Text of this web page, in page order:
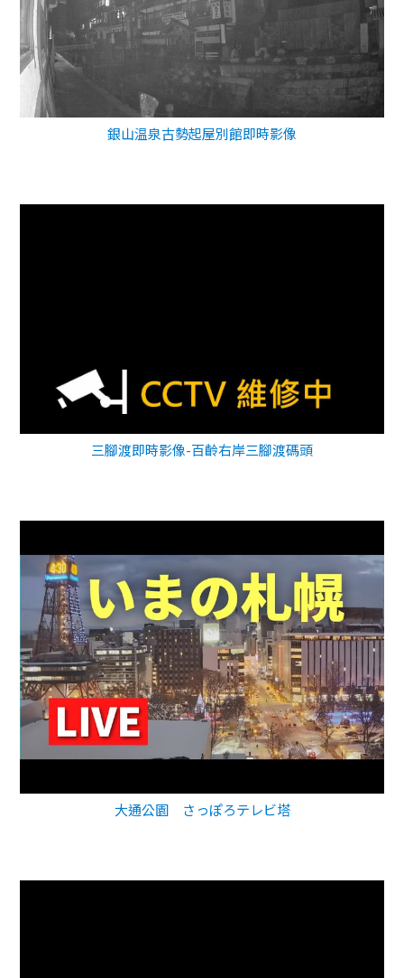
銀山温泉古勢起屋別館即時影像
三腳渡即時影像-百齡右岸三腳渡碼頭
大通公園 さっぽろテレビ塔